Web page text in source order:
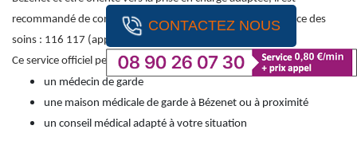
CONTACTEZ NOUS
recommandé de contacter le numéro national de permanence des
soins : 116 117 (appel gratuit).
Ce service officiel permet d’obtenir une orientation vers :
un médecin de garde
une maison médicale de garde à Bézenet ou à proximité
un conseil médical adapté à votre situation